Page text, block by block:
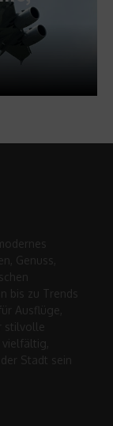
Genuss,
bis zu Trends
Ausflüge,
stilvolle
Stadt sein